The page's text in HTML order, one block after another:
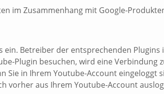
im Zusammenhang mit Google-
Betreiber der entsprechenden Plugins
Plugin besuchen, wird eine
Sie in Ihrem Youtube-Account eingeloggt
vorher aus Ihrem Youtube-Account